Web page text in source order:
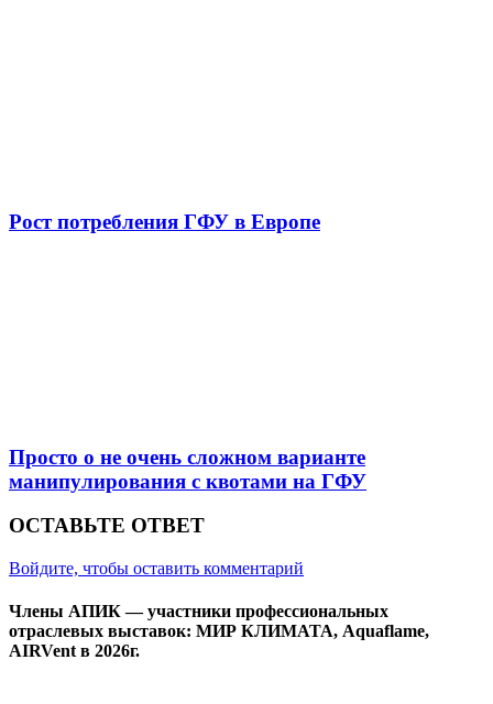
Рост потребления ГФУ в Европе
Просто о не очень сложном варианте
манипулирования с квотами на ГФУ
ОСТАВЬТЕ ОТВЕТ
Войдите, чтобы оставить комментарий
Члены АПИК — участники профессиональных
отраслевых выставок: МИР КЛИМАТА, Aquaflame,
AIRVent в 2026г.